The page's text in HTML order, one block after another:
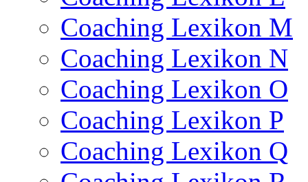
Coaching Lexikon M
Coaching Lexikon N
Coaching Lexikon O
Coaching Lexikon P
Coaching Lexikon Q